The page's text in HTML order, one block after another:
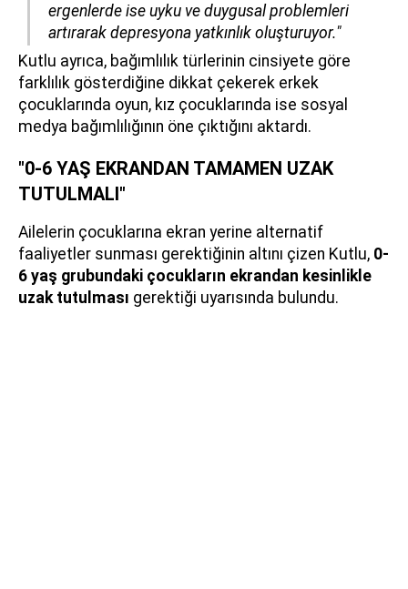
ergenlerde ise uyku ve duygusal problemleri
artırarak depresyona yatkınlık oluşturuyor."
Kutlu ayrıca, bağımlılık türlerinin cinsiyete göre
farklılık gösterdiğine dikkat çekerek erkek
çocuklarında oyun, kız çocuklarında ise sosyal
medya bağımlılığının öne çıktığını aktardı.
"0-6 YAŞ EKRANDAN TAMAMEN UZAK
TUTULMALI"
Ailelerin çocuklarına ekran yerine alternatif
faaliyetler sunması gerektiğinin altını çizen Kutlu, 0-
6 yaş grubundaki çocukların ekrandan kesinlikle
uzak tutulması gerektiği uyarısında bulundu.